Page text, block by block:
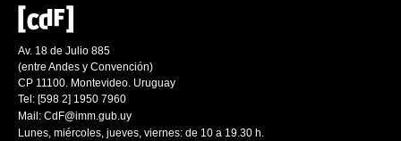
Av. 18 de Julio 885
(entre Andes y Convención)
CP 11100. Montevideo. Uruguay
Tel: [598 2] 1950 7960
Mail: CdF@imm.gub.uy
Lunes, miércoles, jueves, viernes: de 10 a 19.30 h.